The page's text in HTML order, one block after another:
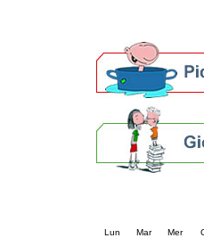
Lun Mar Mer